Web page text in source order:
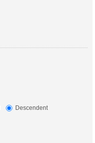
Descendent